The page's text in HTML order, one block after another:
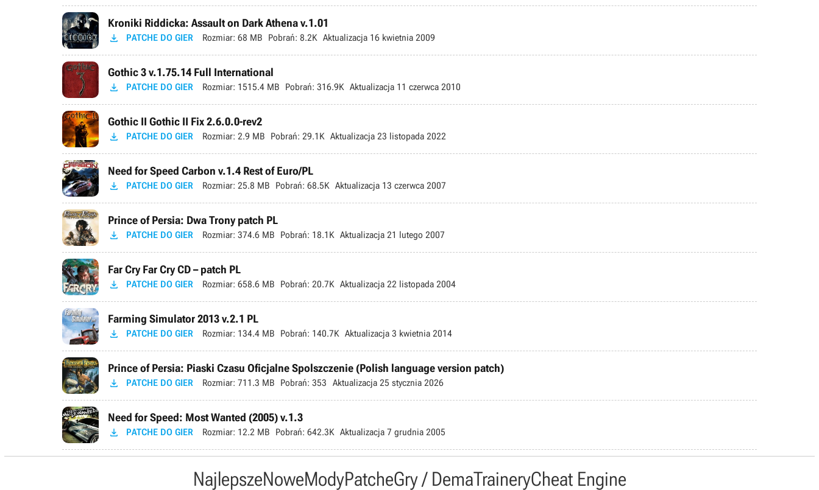
Kroniki Riddicka: Assault on Dark Athena v.1.01
 PATCHE DO GIER Rozmiar: 68 MB Pobrań: 8.2K Aktualizacja 16 kwietnia 2009
Gothic 3 v.1.75.14 Full International
 PATCHE DO GIER Rozmiar: 1515.4 MB Pobrań: 316.9K Aktualizacja 11 czerwca 2010
Gothic II Gothic II Fix 2.6.0.0-rev2
 PATCHE DO GIER Rozmiar: 2.9 MB Pobrań: 29.1K Aktualizacja 23 listopada 2022
Need for Speed Carbon v.1.4 Rest of Euro/PL
 PATCHE DO GIER Rozmiar: 25.8 MB Pobrań: 68.5K Aktualizacja 13 czerwca 2007
Prince of Persia: Dwa Trony patch PL
 PATCHE DO GIER Rozmiar: 374.6 MB Pobrań: 18.1K Aktualizacja 21 lutego 2007
Far Cry Far Cry CD – patch PL
 PATCHE DO GIER Rozmiar: 658.6 MB Pobrań: 20.7K Aktualizacja 22 listopada 2004
Farming Simulator 2013 v.2.1 PL
 PATCHE DO GIER Rozmiar: 134.4 MB Pobrań: 140.7K Aktualizacja 3 kwietnia 2014
Prince of Persia: Piaski Czasu Oficjalne Spolszczenie (Polish language version patch)
 PATCHE DO GIER Rozmiar: 711.3 MB Pobrań: 353 Aktualizacja 25 stycznia 2026
Need for Speed: Most Wanted (2005) v.1.3
 PATCHE DO GIER Rozmiar: 12.2 MB Pobrań: 642.3K Aktualizacja 7 grudnia 2005
NajlepszeNoweModyPatcheGry / DemaTraineryCheat Engine